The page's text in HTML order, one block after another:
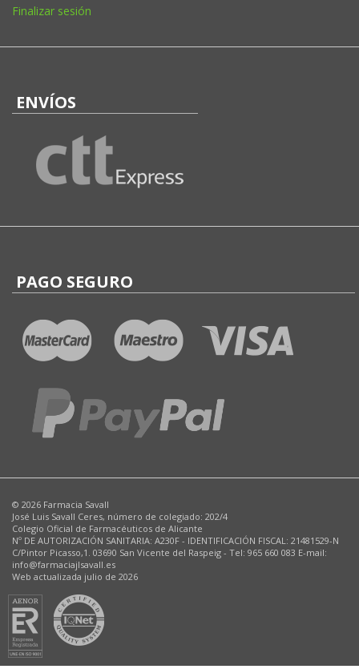
Finalizar sesión
ENVÍOS
PAGO SEGURO
© 2026 Farmacia Savall
José Luis Savall Ceres, número de colegiado: 202/4
Colegio Oficial de Farmacéuticos de Alicante
Nº DE AUTORIZACIÓN SANITARIA: A230F - IDENTIFICACIÓN FISCAL: 21481529-N
C/Pintor Picasso,1. 03690 San Vicente del Raspeig - Tel: 965 660 083 E-mail:
info@farmaciajlsavall.es
Web actualizada julio de 2026